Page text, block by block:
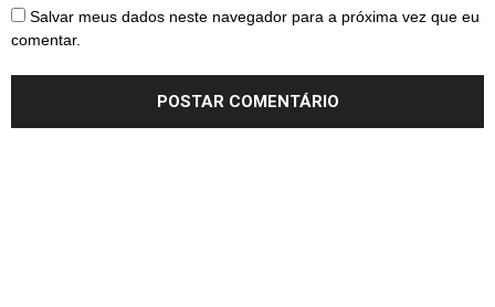
Salvar meus dados neste navegador para a próxima vez que eu
comentar.